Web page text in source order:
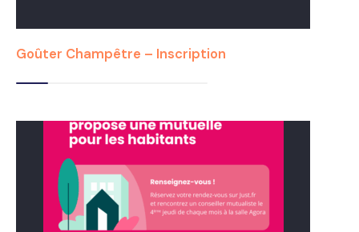
Goûter Champêtre – Inscription